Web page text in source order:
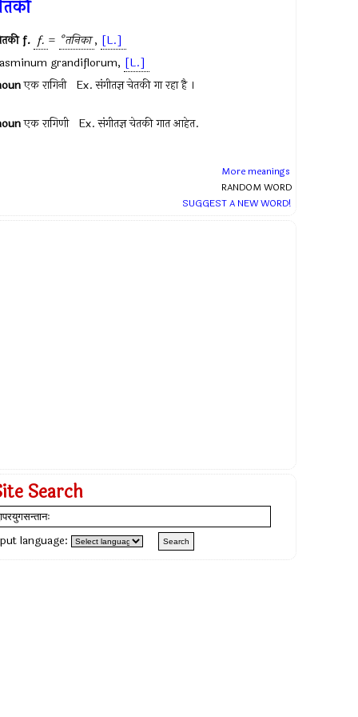
f. f. = °तनिका , [L.]
grandiflorum, [L.]
एक रागिनी Ex.संगीतज्ञ चेतकी गा रहा है ।
एक रागिणी Ex.संगीतज्ञ चेतकी गात आहेत.
More meanings
RANDOM WORD
SUGGEST A NEW WORD!
Search
language: